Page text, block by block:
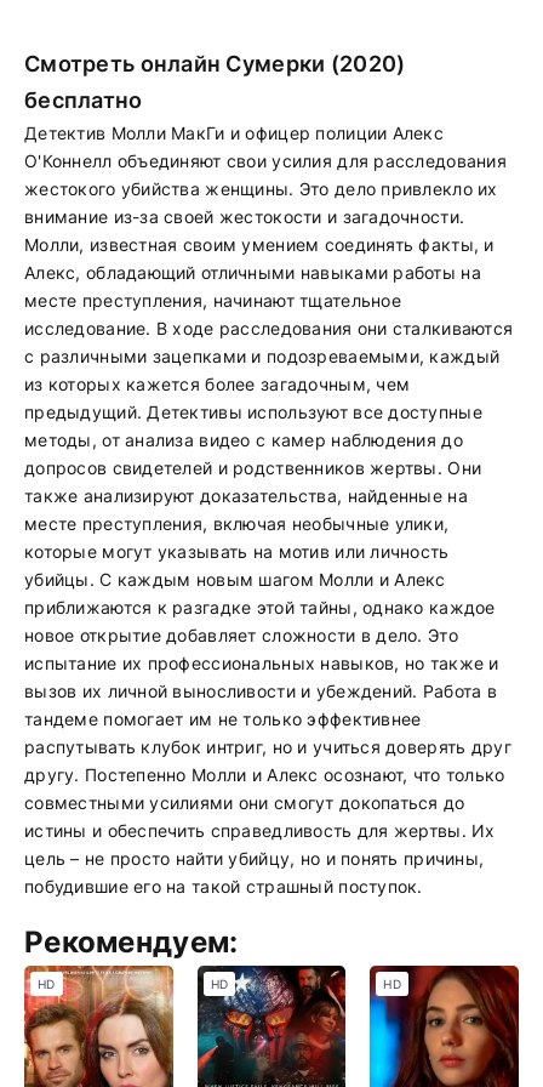
Смотреть онлайн Сумерки (2020)
бесплатно
Детектив Молли МакГи и офицер полиции Алекс
О'Коннелл объединяют свои усилия для расследования
жестокого убийства женщины. Это дело привлекло их
внимание из-за своей жестокости и загадочности.
Молли, известная своим умением соединять факты, и
Алекс, обладающий отличными навыками работы на
месте преступления, начинают тщательное
исследование. В ходе расследования они сталкиваются
с различными зацепками и подозреваемыми, каждый
из которых кажется более загадочным, чем
предыдущий. Детективы используют все доступные
методы, от анализа видео с камер наблюдения до
допросов свидетелей и родственников жертвы. Они
также анализируют доказательства, найденные на
месте преступления, включая необычные улики,
которые могут указывать на мотив или личность
убийцы. С каждым новым шагом Молли и Алекс
приближаются к разгадке этой тайны, однако каждое
новое открытие добавляет сложности в дело. Это
испытание их профессиональных навыков, но также и
вызов их личной выносливости и убеждений. Работа в
тандеме помогает им не только эффективнее
распутывать клубок интриг, но и учиться доверять друг
другу. Постепенно Молли и Алекс осознают, что только
совместными усилиями они смогут докопаться до
истины и обеспечить справедливость для жертвы. Их
цель – не просто найти убийцу, но и понять причины,
побудившие его на такой страшный поступок.
Рекомендуем:
HD HD HD